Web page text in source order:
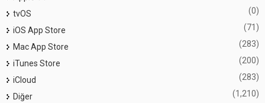
tvOS (0)
iOS App Store (71)
Mac App Store (283)
iTunes Store (200)
iCloud (283)
Diğer (1,210)